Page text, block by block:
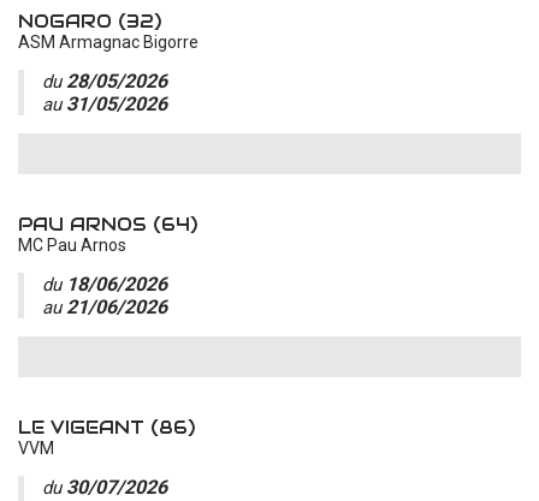
NOGARO (32)
ASM Armagnac Bigorre
du28/05/2026
au31/05/2026
PAU ARNOS (64)
MC Pau Arnos
du18/06/2026
au21/06/2026
LE VIGEANT (86)
VVM
du30/07/2026